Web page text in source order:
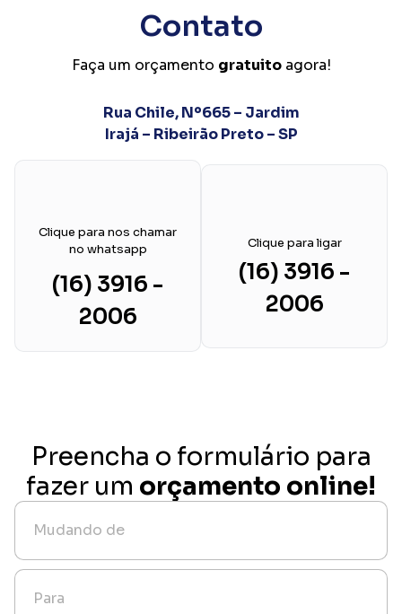
Contato
Faça um orçamento gratuitoagora!
Rua Chile, Nº665 – Jardim
Irajá – Ribeirão Preto – SP
Clique para nos chamar
no whatsapp
(16) 3916 -
2006
Clique para ligar
(16) 3916 -
2006
Preencha o formulário para
fazer um orçamento online!